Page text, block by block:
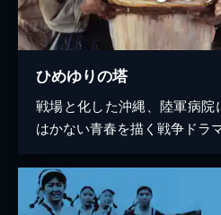
ひめゆりの塔
戦場と化した沖縄、陸軍病
はかない青春を描く戦争ドラ